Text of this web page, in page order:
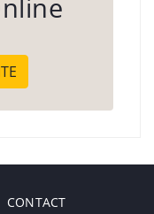
CONTACT